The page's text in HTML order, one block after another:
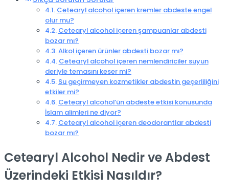
Cetearyl alcohol içeren kremler abdeste engel
olur mu?
Cetearyl alcohol içeren şampuanlar abdesti
bozar mı?
Alkol içeren ürünler abdesti bozar mı?
Cetearyl alcohol içeren nemlendiriciler suyun
deriyle temasını keser mi?
Su geçirmeyen kozmetikler abdestin geçerliliğini
etkiler mi?
Cetearyl alcohol’ün abdeste etkisi konusunda
İslam alimleri ne diyor?
Cetearyl alcohol içeren deodorantlar abdesti
bozar mı?
Cetearyl Alcohol Nedir ve Abdest
Üzerindeki Etkisi Nasıldır?